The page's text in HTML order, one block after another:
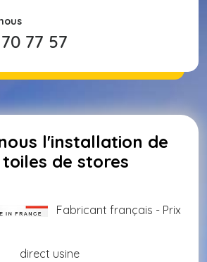
77 57
l'installation de
de stores
Fabricant français - Prix
direct usine